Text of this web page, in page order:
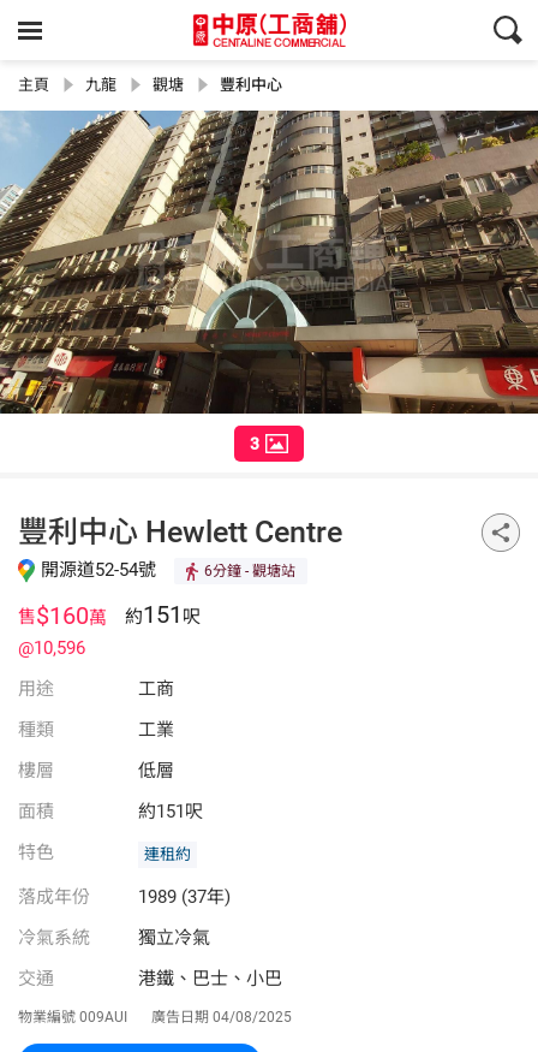
主頁 九龍 觀塘 豐利中心
3
豐利中心 Hewlett Centre
開源道52-54號 6分鐘 - 觀塘站
售$160萬
@10,596
約151 呎
用途
工商
種類
工業
樓層
低層
面積
約151呎
特色
連租約
落成年份
1989 (37年)
冷氣系統
獨立冷氣
交通
港鐵、巴士、小巴
物業編號 009AUI 廣告日期 04/08/2025